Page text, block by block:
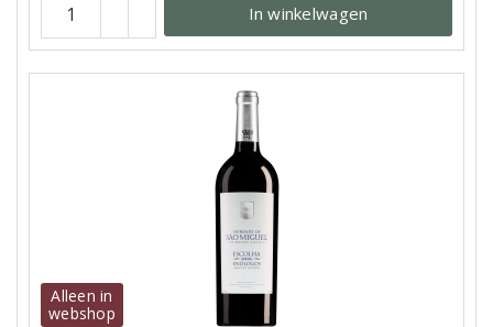
In winkelwagen
Alleen in
webshop